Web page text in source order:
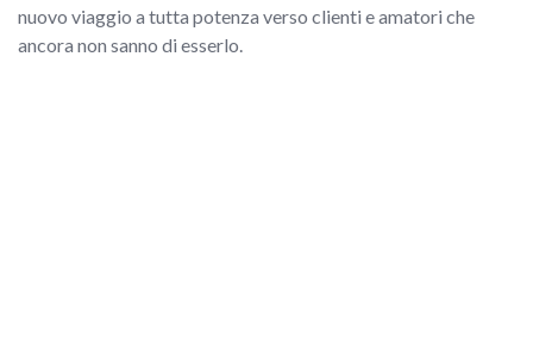
nuovo viaggio a tutta potenza verso clienti e amatori che
ancora non sanno di esserlo.